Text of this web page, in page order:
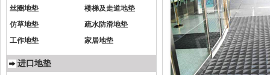
丝圈地垫
楼梯及走道地垫
仿草地垫
疏水防滑地垫
工作地垫
家居地垫
进口地垫